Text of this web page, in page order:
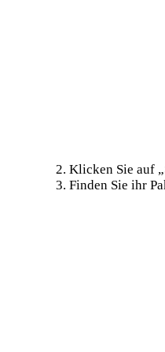
Klicken Sie auf
Finden Sie ihr